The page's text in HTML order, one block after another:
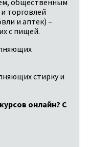
общественным
торговлей
и аптек) –
с пищей.
стирку и
онлайн? С